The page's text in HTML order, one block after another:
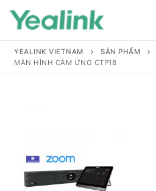
Sản phẩm
YEALINK VIETNAM
SẢN PHẨM
MÀN HÌNH CẢM ỨNG CTP18